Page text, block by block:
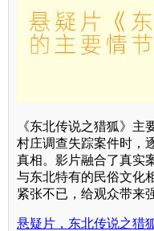
《东北传说之猎狐》
村庄调查失踪案件时，
真相。影片融合了真实
与东北特有的民俗文化
紧张不已，给观众带来
悬疑片，东北传说之猎